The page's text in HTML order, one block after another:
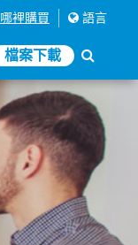
哪裡購買 語言
檔案下載